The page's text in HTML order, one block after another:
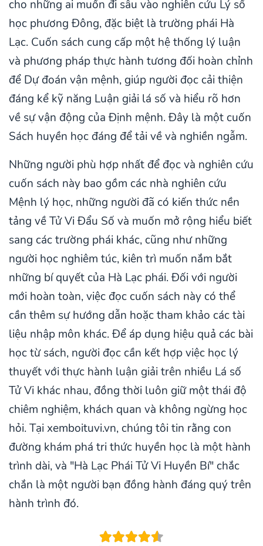
cho những ai muốn đi sâu vào nghiên cứu Lý số
học phương Đông, đặc biệt là trường phái Hà
Lạc. Cuốn sách cung cấp một hệ thống lý luận
và phương pháp thực hành tương đối hoàn chỉnh
để Dự đoán vận mệnh, giúp người đọc cải thiện
đáng kể kỹ năng Luận giải lá số và hiểu rõ hơn
về sự vận động của Định mệnh. Đây là một cuốn
Sách huyền học đáng để tải về và nghiền ngẫm.
Những người phù hợp nhất để đọc và nghiên cứu
cuốn sách này bao gồm các nhà nghiên cứu
Mệnh lý học, những người đã có kiến thức nền
tảng về Tử Vi Đẩu Số và muốn mở rộng hiểu biết
sang các trường phái khác, cũng như những
người học nghiêm túc, kiên trì muốn nắm bắt
những bí quyết của Hà Lạc phái. Đối với người
mới hoàn toàn, việc đọc cuốn sách này có thể
cần thêm sự hướng dẫn hoặc tham khảo các tài
liệu nhập môn khác. Để áp dụng hiệu quả các bài
học từ sách, người đọc cần kết hợp việc học lý
thuyết với thực hành luận giải trên nhiều Lá số
Tử Vi khác nhau, đồng thời luôn giữ một thái độ
chiêm nghiệm, khách quan và không ngừng học
hỏi. Tại xemboituvi.vn, chúng tôi tin rằng con
đường khám phá tri thức huyền học là một hành
trình dài, và "Hà Lạc Phái Tử Vi Huyền Bí" chắc
chắn là một người bạn đồng hành đáng quý trên
hành trình đó.